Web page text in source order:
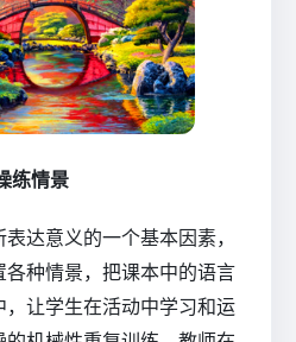
练情景
达意义的一个基本因素，
种情景，把课本中的语言
，让学生在活动中学习和运